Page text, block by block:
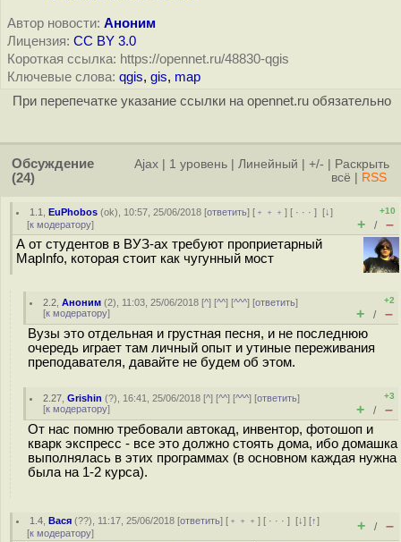
Автор новости: Аноним
Лицензия: CC BY 3.0
Короткая ссылка: https://opennet.ru/48830-qgis
Ключевые слова: qgis, gis, map
При перепечатке указание ссылки на opennet.ru обязательно
Обсуждение
(24)
Ajax 1 уровень Линейный +/-
Раскрыть
всё
RSS
1.1 ,EuPhobos (ok), 10:57, 25/06/2018 [ответить] [ ﹢﹢﹢] [ · · ·][↓]
[к модератору]
+10
+ / –
А от студентов в ВУЗ-ах требуют проприетарный
MapInfo, которая стоит как чугунный мост
2.2 ,Аноним (2), 11:03, 25/06/2018 [^] [^^] [^^^] [ответить]
[к модератору]
+2
+ / –
Вузы это отдельная и грустная песня, и не последнюю
очередь играет там личный опыт и утиные переживания
преподавателя, давайте не будем об этом.
2.27 ,Grishin (?), 16:41, 25/06/2018 [^] [^^] [^^^] [ответить]
[к модератору]
+3
+ / –
От нас помню требовали автокад, инвентор, фотошоп и
кварк экспресс - все это должно стоять дома, ибо домашка
выполнялась в этих программах (в основном каждая нужна
была на 1-2 курса).
1.4 ,Вася (??), 11:17, 25/06/2018 [ответить] [ ﹢﹢﹢] [ · · ·][↓] [↑]
[к модератору] + / –